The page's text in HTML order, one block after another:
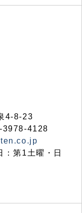
4-8-23
3978-4128
第1土曜・日